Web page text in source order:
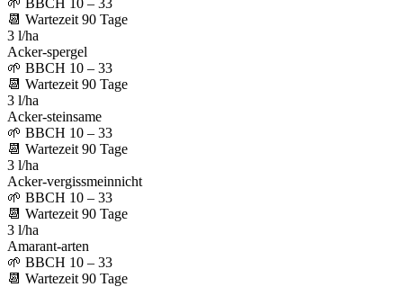
📆 Wartezeit 90 Tage
3 l/ha
Acker-spergel
🌱 BBCH 10 – 33
📆 Wartezeit 90 Tage
3 l/ha
Acker-steinsame
🌱 BBCH 10 – 33
📆 Wartezeit 90 Tage
3 l/ha
Acker-vergissmeinnicht
🌱 BBCH 10 – 33
📆 Wartezeit 90 Tage
3 l/ha
Amarant-arten
🌱 BBCH 10 – 33
📆 Wartezeit 90 Tage